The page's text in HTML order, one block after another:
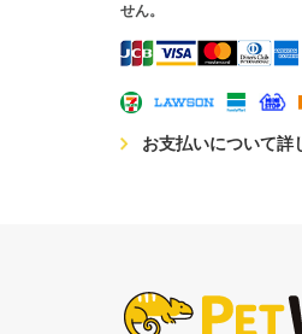
せん。
お支払いについて詳